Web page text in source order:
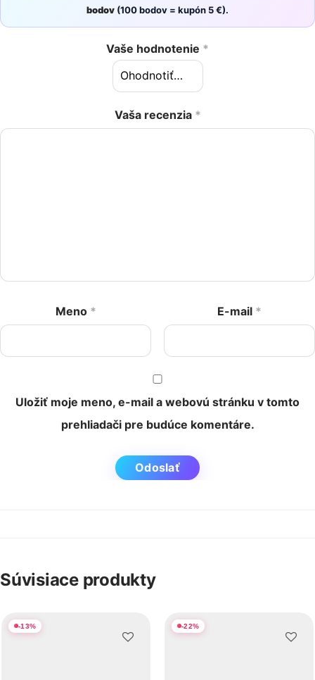
bodov (100 bodov = kupón 5 €).
Vaše hodnotenie *
Vaša recenzia *
Meno * E-mail *
Uložiť moje meno, e-mail a webovú stránku v tomto
prehliadači pre budúce komentáre.
Súvisiace produkty
-13% -22%